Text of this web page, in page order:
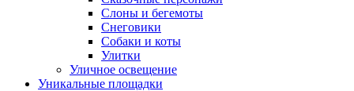
Слоны и бегемоты
Снеговики
Собаки и коты
Улитки
Уличное освещение
Уникальные площадки